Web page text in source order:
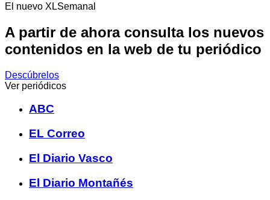
El nuevo XLSemanal
A partir de ahora consulta los nuevos
contenidos en la web de tu periódico
Descúbrelos
Ver periódicos
ABC
EL Correo
El Diario Vasco
El Diario Montañés